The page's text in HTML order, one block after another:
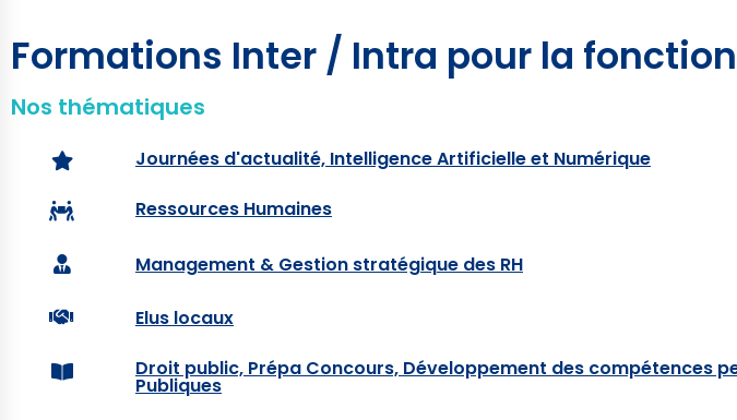
Formations Inter / Intra pour la
Nos thématiques
Journées d'actualité, Intelligence Artificielle et Numérique
Ressources Humaines
Management & Gestion stratégique des RH​
Elus locaux
Droit public, Prépa Concours, Développement des compétences
Publiques